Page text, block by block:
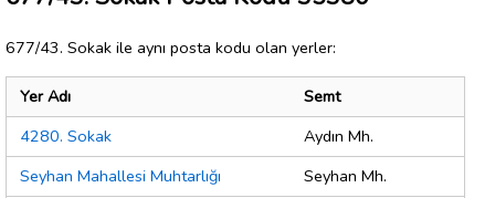
677/43. Sokak ile aynı posta kodu olan yerler:
Yer Adı
Semt
4280. Sokak
Aydın Mh.
Seyhan Mahallesi Muhtarlığı
Seyhan Mh.